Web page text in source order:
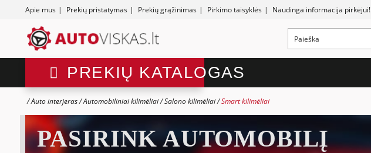
Apie mus | Prekių pristatymas | Prekių grąžinimas | Pirkimo taisyklės | Naudinga informacija pirkėjui!
PREKIŲ KATALOGAS
Auto interjeras Automobiliniai kilimėliai Salono kilimėliai Smart kilimėliai
PASIRINK AUTOMOBILĮ